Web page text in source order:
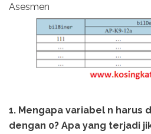
Asesmen
1. Mengapa variabel n harus
dengan 0? Apa yang terjadi